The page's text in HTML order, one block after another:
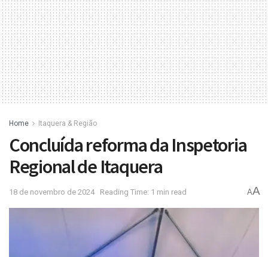
Home Itaquera & Região
Concluída reforma da Inspetoria
Regional de Itaquera
18 de novembro de 2024 Reading Time: 1 min read AA